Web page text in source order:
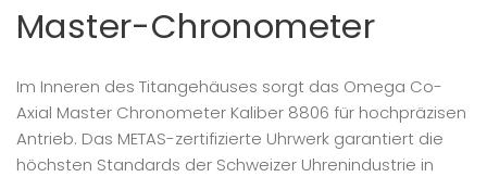
Master-Chronometer
Im Inneren des Titangehäuses sorgt das Omega Co-
Axial Master Chronometer Kaliber 8806 für hochpräzisen
Antrieb. Das METAS-zertifizierte Uhrwerk garantiert die
höchsten Standards der Schweizer Uhrenindustrie in